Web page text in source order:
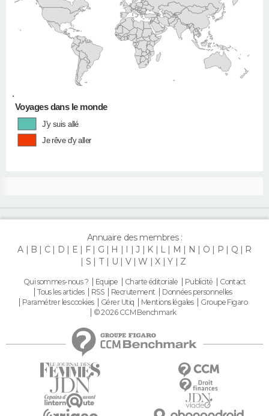
•
Voyages dans le monde
J'y suis allé
Je rêve d'y aller
Annuaire des membres :
A
B C D E F G H I J K L M N O P Q
R
S
T U V W X Y Z
Qui sommes-nous ? Equipe Charte éditoriale Publicité
Contact
Tous les articles
RSS Recrutement
Données personnelles
Paramétrer les cookies
Gérer Utiq Mentions légales
Groupe Figaro
© 2026 CCM Benchmark